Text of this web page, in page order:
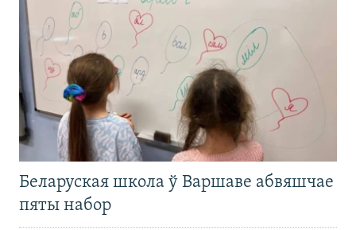
Беларуская школа ў Варшаве абвяшчае
пяты набор